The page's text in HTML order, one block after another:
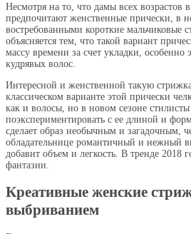
Несмотря на то, что дамы всех возрастов
предпочитают женственные прически, в
востребованными короткие мальчиковые
объясняется тем, что такой вариант
массу времени за счет укладки, особенно
кудрявых волос.
Интересной и женственной такую
классическом варианте этой прически
как и волосы, но в новом сезоне
поэкспериментировать с ее длиной и
сделает образ необычным и загадочным,
обладательнице романтичный и нежный
добавит объем и легкость. В тренде 2018
фантазии.
Креативные женские
выбриванием